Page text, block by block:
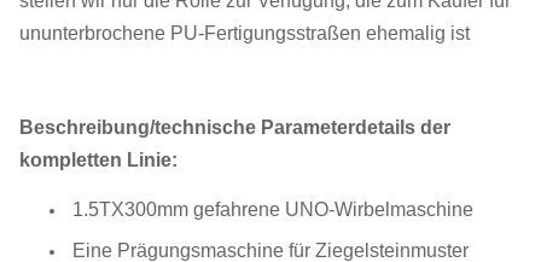
ununterbrochene PU-Fertigungsstraßen ehemalig ist
Beschreibung/technische Parameterdetails der
kompletten Linie:
1.5TX300mm gefahrene UNO-Wirbelmaschine
Eine Prägungsmaschine für Ziegelsteinmuster